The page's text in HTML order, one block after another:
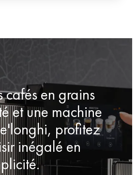
cafés en grains
et une machine
profitez
inégalé en